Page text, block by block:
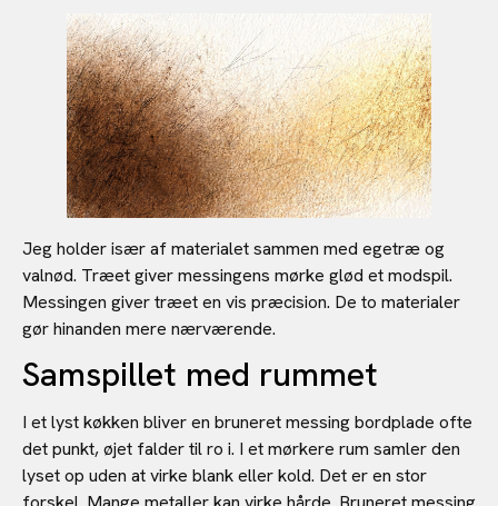
Jeg holder især af materialet sammen med egetræ og
valnød. Træet giver messingens mørke glød et modspil.
Messingen giver træet en vis præcision. De to materialer
gør hinanden mere nærværende.
Samspillet med rummet
I et lyst køkken bliver en bruneret messing bordplade ofte
det punkt, øjet falder til ro i. I et mørkere rum samler den
lyset op uden at virke blank eller kold. Det er en stor